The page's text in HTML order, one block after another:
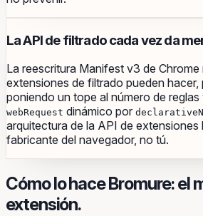
La API de filtrado cada vez da
La reescritura Manifest v3 de Chrome
extensiones de filtrado pueden hacer,
poniendo un tope al número de
webRequest dinámico por
arquitectura de la API de extensiones
fabricante del navegador, no tú.
Cómo lo hace Bromure: el
extensión.